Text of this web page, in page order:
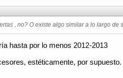
, no? O existe algo similar a lo largo de
hasta por lo menos 2012-2013
estéticamente, por supuesto.